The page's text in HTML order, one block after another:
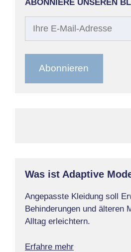
ABONNIERE UNSEREN
Abonnieren
Was ist Adaptive
Angepasste Kleidung soll
Behinderungen und älteren
Alltag erleichtern.
Erfahre mehr